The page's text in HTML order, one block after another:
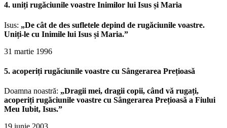
4. uniți rugăciunile voastre Inimilor lui Isus și Maria
Isus: „De cât de des sufletele depind de rugăciunile voastre.
Uniți-le cu Inimile lui Isus și Maria.”
31 martie 1996
5. acoperiți rugăciunile voastre cu Sângerarea Prețioasă
Doamna noastră: „Dragii mei, dragii copii, când vă rugați,
acoperiți rugăciunile voastre cu Sângerarea Prețioasă a Fiului
Meu Iubit, Isus.”